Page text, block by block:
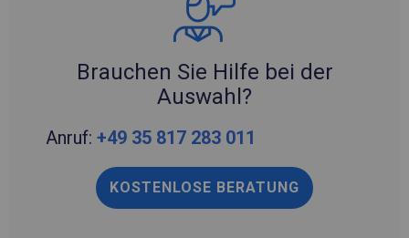
Brauchen Sie Hilfe bei der
Auswahl?
Anruf: +49 35 817 283 011
KOSTENLOSE BERATUNG